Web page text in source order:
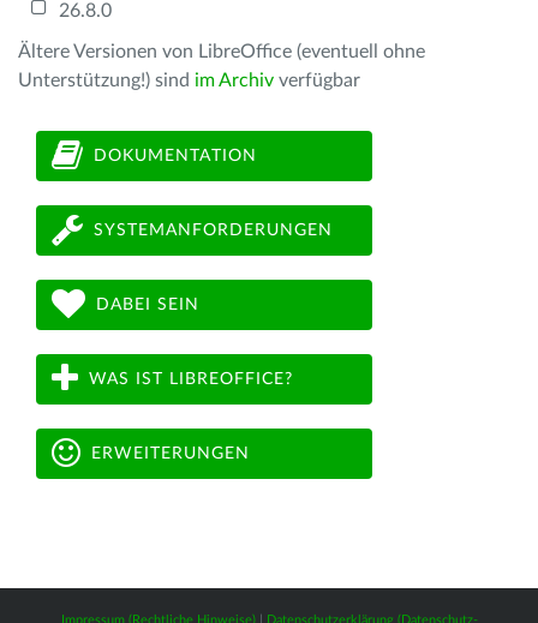
26.8.0
Ältere Versionen von LibreOffice (eventuell ohne
Unterstützung!) sind im Archiv verfügbar
DOKUMENTATION
SYSTEMANFORDERUNGEN
DABEI SEIN
WAS IST LIBREOFFICE?
ERWEITERUNGEN
Impressum (Rechtliche Hinweise)| Datenschutzerklärung (Datenschutz-